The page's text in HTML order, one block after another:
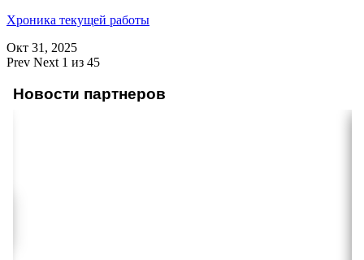
Хроника текущей работы
Окт 31, 2025
Prev Next 1 из 45
Новости партнеров